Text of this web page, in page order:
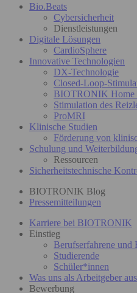
Bio.Beats
Cybersicherheit
Dienstleistungen
Digitale Lösungen
CardioSphere
Innovative Technologien
DX-Technologie
Closed-Loop-
BIOTRONIK Home
Stimulation des
ProMRI
Klinische Studien
Förderung von
Schulung und
Ressourcen
Sicherheitstechnische
BIOTRONIK Blog
Pressemitteilungen
Karriere bei BIOTRONIK
Einstieg
Berufserfahrene und
Studierende
Schüler*innen
Was uns als Arbeitgeber
Bewerbung